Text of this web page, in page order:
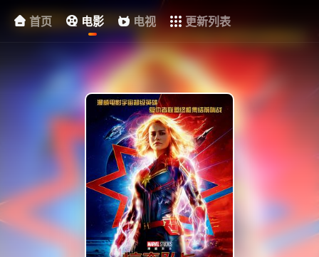
首页 电影 电视 更新列表